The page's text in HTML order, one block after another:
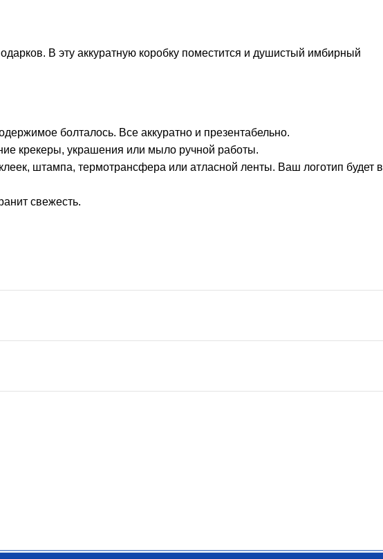
В эту аккуратную коробку поместится и душистый имбирный
болталось. Все аккуратно и презентабельно.
крекеры, украшения или мыло ручной работы.
штампа, термотрансфера или атласной ленты. Ваш логотип будет в
свежесть.